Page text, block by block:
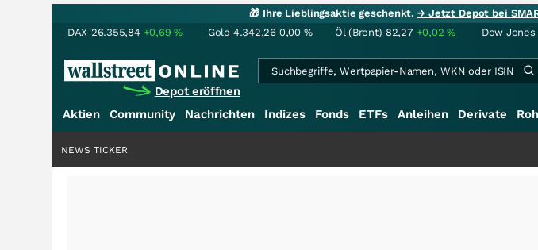
🎁 Ihre Lieblingsaktie geschenkt.→ Jetzt Depot bei
DAX 26.355,84 +0,69% Gold 4.342,26 0,00 % Öl (Brent) 82,27 +0,02% Dow Jones
Depot eröffnen
Aktien Community Nachrichten Indizes Fonds ETFs Anleihen Derivate
NEWS TICKER